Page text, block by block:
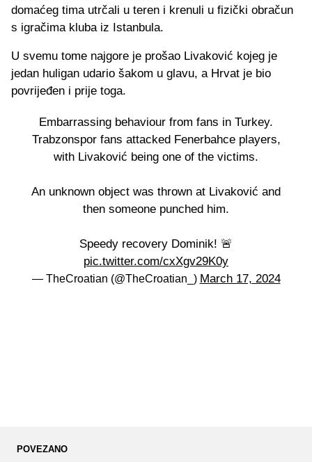
domaćeg tima utrčali u teren i krenuli u fizički obračun
s igračima kluba iz Istanbula.
U svemu tome najgore je prošao Livaković kojeg je
jedan huligan udario šakom u glavu, a Hrvat je bio
povrijeđen i prije toga.
Embarrassing behaviour from fans in Turkey.
Trabzonspor fans attacked Fenerbahce players,
with Livaković being one of the victims.
An unknown object was thrown at Livaković and
then someone punched him.
Speedy recovery Dominik! 🚨
pic.twitter.com/cxXgv29K0y
— TheCroatian (@TheCroatian_) March 17, 2024
POVEZANO